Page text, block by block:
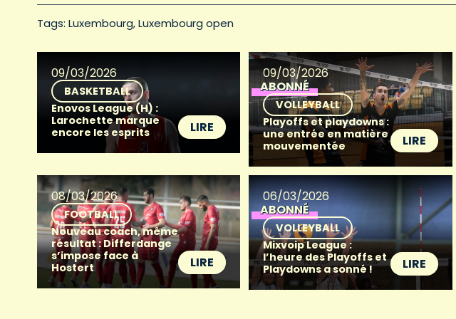
Tags: Luxembourg Luxembourg open
09/03/2026
BASKETBALL
Enovos League (H) :
Larochette marque
encore les esprits
LIRE
09/03/2026
ABONNÉ
VOLLEYBALL
Playoffs et playdowns :
une entrée en matière
mouvementée
LIRE
08/03/2026
FOOTBALL
Nouveau coach, même
résultat : Differdange
s’impose face à
Hostert
LIRE
06/03/2026
ABONNÉ
VOLLEYBALL
Mixvoip League :
l’heure des Playoffs et
Playdowns a sonné !
LIRE